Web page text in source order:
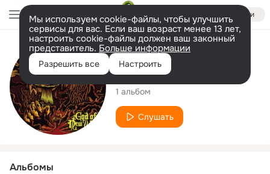
Войти
Мы используем cookie-файлы, чтобы улучшить
сервисы для вас. Если ваш возраст менее 13 лет,
настроить cookie-файлы должен ваш законный
представитель. Больше информации
Разрешить все Настроить
Исполнитель
Mysidia
1 альбом
Слушать
Альбомы